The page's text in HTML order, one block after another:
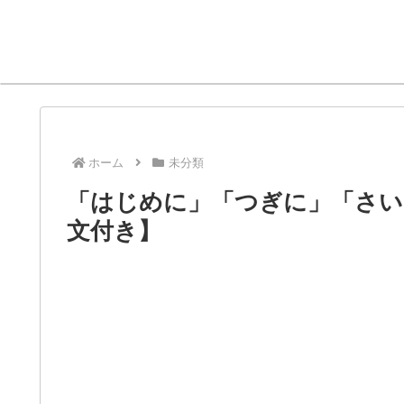
ホーム 未分類
「はじめに」「つぎに」「さ
文付き】